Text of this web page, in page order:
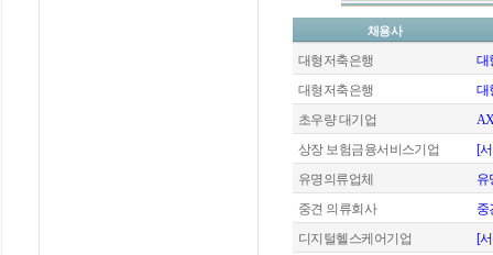
채용사
대형저축은행
대
대형저축은행
대
초우량 대기업
상장 보험금융서비스기업
[
유명의류업체
유
중견 의류회사
중
디지털헬스케어기업
[